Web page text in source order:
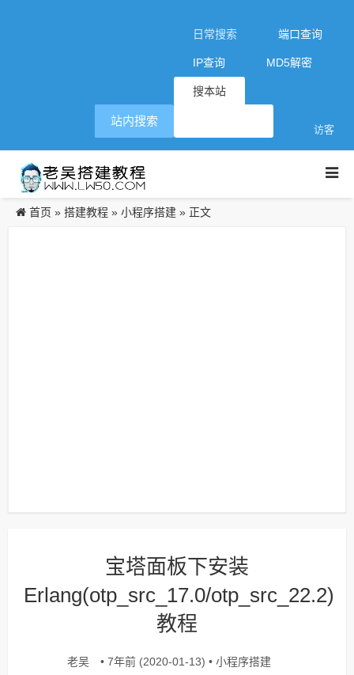
日常搜索 端口查询
IP查询 MD5解密
搜本站
访客
站内搜索
首页 » 搭建教程 » 小程序搭建 » 正文
宝塔面板下安装
Erlang(otp_src_17.0/otp_src_22.2)
教程
老吴 • 7年前 (2020-01-13) • 小程序搭建